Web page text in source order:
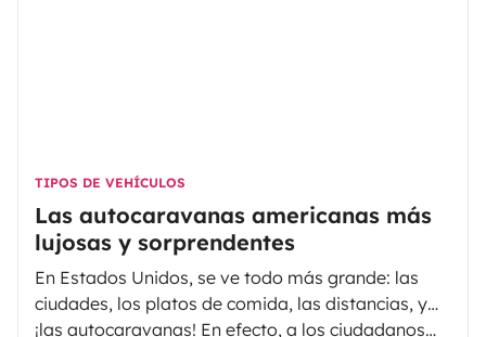
TIPOS DE VEHÍCULOS
Las autocaravanas americanas más
lujosas y sorprendentes
En Estados Unidos, se ve todo más grande: las
ciudades, los platos de comida, las distancias, y…
¡las autocaravanas! En efecto, a los ciudadanos